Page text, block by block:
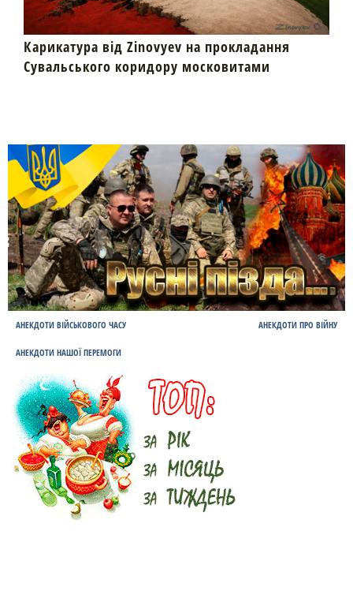
Карикатура від Zinovyev на прокладання
Сувальського коридору московитами
АНЕКДОТИ ВІЙСЬКОВОГО ЧАСУ АНЕКДОТИ ПРО ВІЙНУ
АНЕКДОТИ НАШОЇ ПЕРЕМОГИ